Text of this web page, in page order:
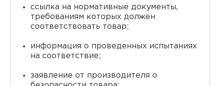
ссылка на нормативные документы,
требованиям которых должен
соответствовать товар;
информация о проведенных испытаниях
на соответствие;
заявление от производителя о